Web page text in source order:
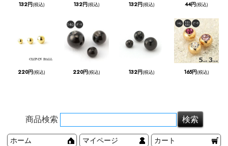
132円(税込) 132円(税込) 132円(税込) 44円(税込)
220円(税込) 220円(税込) 132円(税込) 165円(税込)
商品検索
ホーム マイページ カート